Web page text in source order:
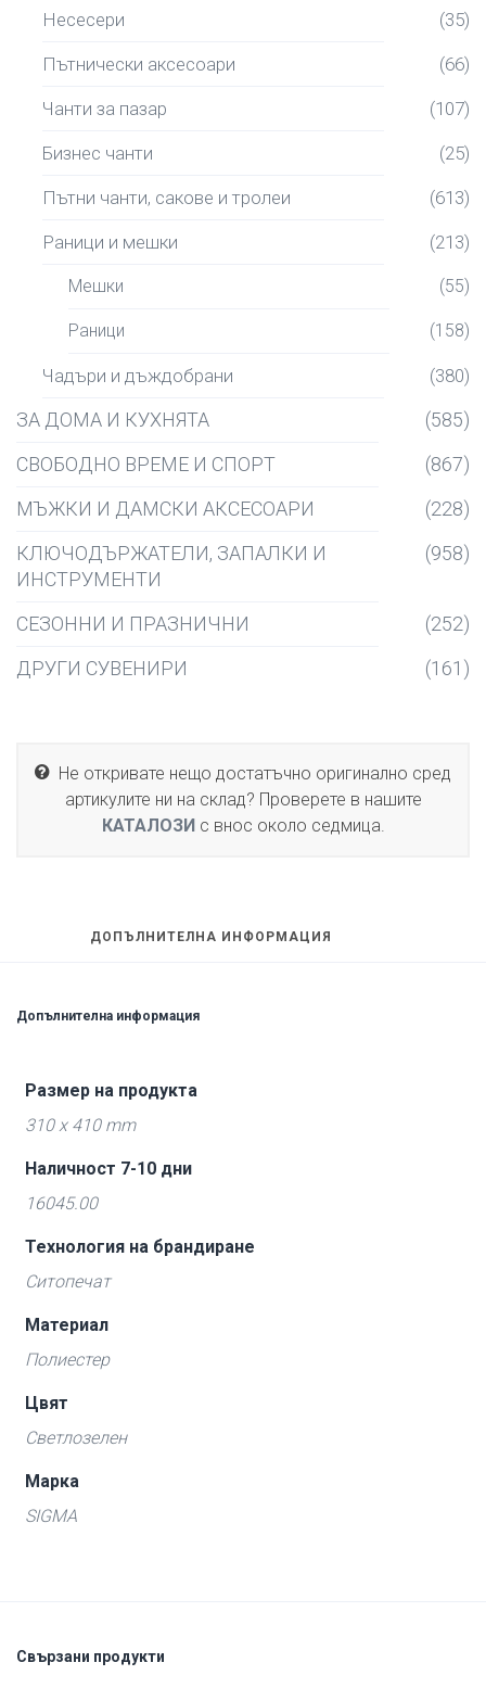
Несесери (35)
Пътнически аксесоари (66)
Чанти за пазар (107)
Бизнес чанти (25)
Пътни чанти, сакове и тролеи (613)
Раници и мешки (213)
Мешки (55)
Раници (158)
Чадъри и дъждобрани (380)
ЗА ДОМА И КУХНЯТА
(585)
СВОБОДНО ВРЕМЕ И СПОРТ
(867)
МЪЖКИ И ДАМСКИ АКСЕСОАРИ
(228)
КЛЮЧОДЪРЖАТЕЛИ, ЗАПАЛКИ И
ИНСТРУМЕНТИ
(958)
СЕЗОННИ И ПРАЗНИЧНИ
(252)
ДРУГИ СУВЕНИРИ
(161)
Не откривате нещо достатъчно оригинално сред
артикулите ни на склад? Проверете в нашите
КАТАЛОЗИс внос около седмица.
ДОПЪЛНИТЕЛНА ИНФОРМАЦИЯ
Допълнителна информация
Размер на продукта
310 x 410 mm
Наличност 7-10 дни
16045.00
Технология на брандиране
Ситопечат
Материал
Полиестер
Цвят
Светлозелен
Марка
SIGMA
Свързани продукти